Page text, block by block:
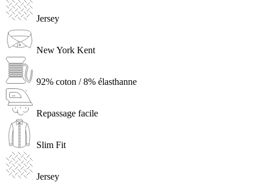
Jersey
New York Kent
92% coton / 8% élasthanne
Repassage facile
Slim Fit
Jersey